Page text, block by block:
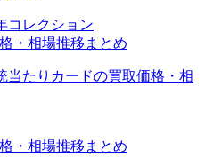
コレクション
・相場推移まとめ
・相場推移まとめ